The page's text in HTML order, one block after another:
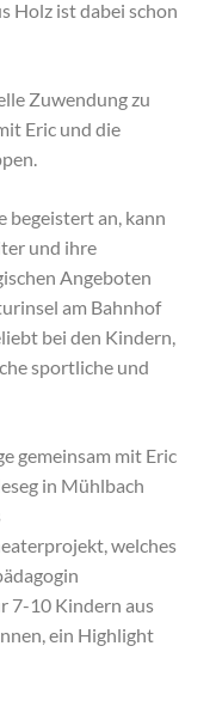
Holz ist dabei schon
Zuwendung zu
Eric und die
begeistert an, kann
und ihre
Angeboten
am Bahnhof
bei den Kindern,
sportliche und
gemeinsam mit Eric
in Mühlbach
welches
7-10 Kindern aus
ein Highlight